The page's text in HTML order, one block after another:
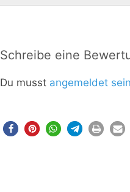
Schreibe eine
Du musst angemeldet sein